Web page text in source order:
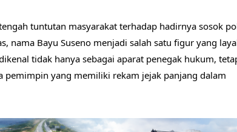
tuntutan masyarakat terhadap hadirnya sosok
nama Bayu Suseno menjadi salah satu figur yang
tidak hanya sebagai aparat penegak hukum,
yang memiliki rekam jejak panjang dalam